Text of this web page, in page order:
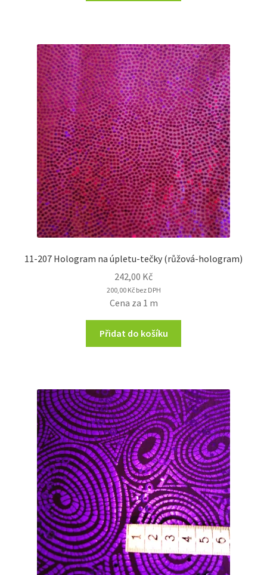
11-207 Hologram na úpletu-tečky (růžová-hologram)
242,00 Kč
200,00 Kčbez DPH
Cena za 1 m
Přidat do košíku